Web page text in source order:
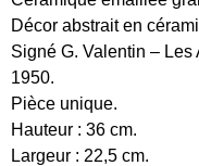
Décor abstrait en
Signé G. Valentin –
1950.
Pièce unique.
Hauteur : 36 cm.
Largeur : 22,5 cm.